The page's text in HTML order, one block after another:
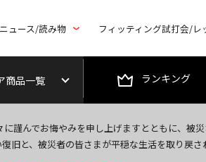
ニュース/読み物 フィッティング試打会/レ
商品一覧 ランキング
謹んでお悔やみを申し上げますとともに、被
旧と、被災者の皆さまが平穏な生活を取り戻さ
ら新規会員登録で1,000円OFFクーポンプレ
品配送に関するお知らせ＞